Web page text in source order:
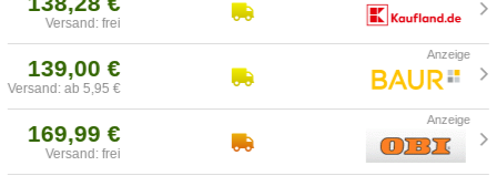
Versand: frei
139,00 €
Versand: ab 5,95 €
169,99 €
Versand: frei